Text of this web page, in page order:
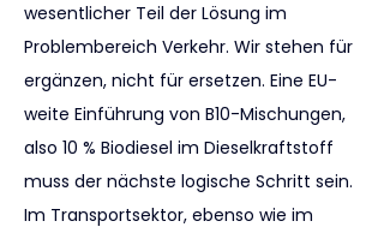
wesentlicher Teil der Lösung im
Problembereich Verkehr. Wir stehen für
ergänzen, nicht für ersetzen. Eine EU-
weite Einführung von B10-Mischungen,
also 10 % Biodiesel im Dieselkraftstoff
muss der nächste logische Schritt sein.
Im Transportsektor, ebenso wie im